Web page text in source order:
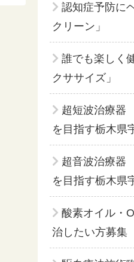
認知症予防に
クリーン」
誰でも楽しく
クササイズ」
超短波治療器
を目指す栃木県
超音波治療器
を目指す栃木県
酸素オイル・
治したい方募集